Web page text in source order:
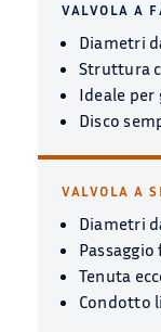
VALVOLA A
Diametri
Struttura
Ideale
Disco
VALVOLA A
Diametri
Tenuta
Condotto